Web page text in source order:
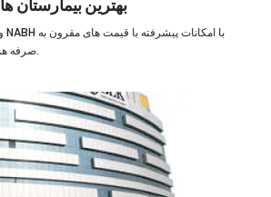
بهترین بیمارستان ها
صرفه همراه با بهترین کادر پزشکی.